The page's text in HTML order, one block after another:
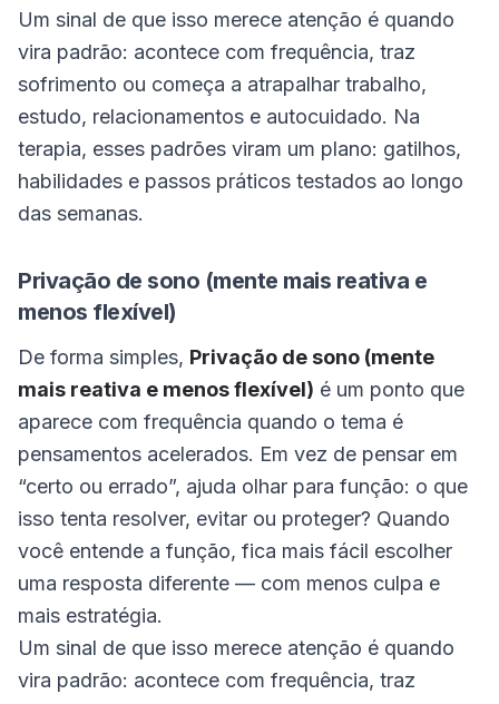
Um sinal de que isso merece atenção é quando
vira padrão: acontece com frequência, traz
sofrimento ou começa a atrapalhar trabalho,
estudo, relacionamentos e autocuidado. Na
terapia, esses padrões viram um plano: gatilhos,
habilidades e passos práticos testados ao longo
das semanas.
Privação de sono (mente mais reativa e
menos flexível)
De forma simples, Privação de sono (mente
mais reativa e menos flexível) é um ponto que
aparece com frequência quando o tema é
pensamentos acelerados. Em vez de pensar em
“certo ou errado”, ajuda olhar para função: o que
isso tenta resolver, evitar ou proteger? Quando
você entende a função, fica mais fácil escolher
uma resposta diferente — com menos culpa e
mais estratégia.
Um sinal de que isso merece atenção é quando
vira padrão: acontece com frequência, traz